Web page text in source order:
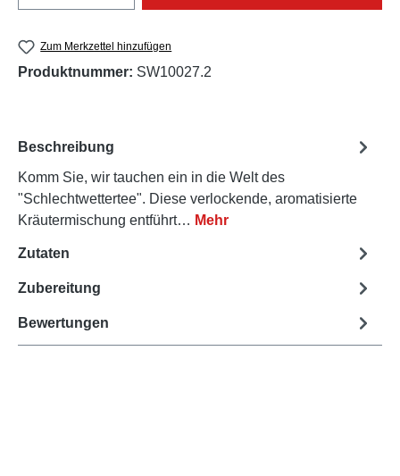
Zum Merkzettel hinzufügen
Produktnummer: SW10027.2
Beschreibung
Komm Sie, wir tauchen ein in die Welt des
"Schlechtwettertee". Diese verlockende, aromatisierte
Kräutermischung entführt… Mehr
Zutaten
Zubereitung
Bewertungen